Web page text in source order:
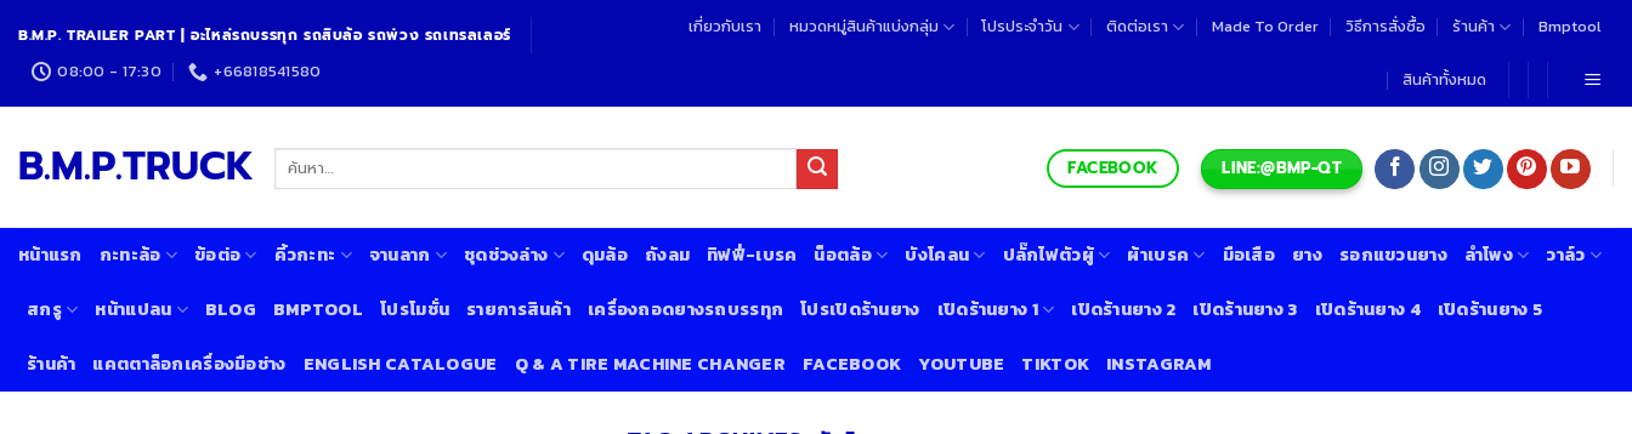
to
content
B.M.P. TRAILER PART | อะไหล่รถบรรทุก รถสิบล้อ รถพ่วง รถเทรลเลอร์
08:00 - 17:30 +66818541580
เกี่ยวกับเรา หมวดหมู่สินค้าแบ่งกลุ่ม โปรประจำวัน ติดต่อเรา Made To Order วิธีการสั่งซื้อ ร้านค้า Bmptool
สินค้าทั้งหมด
B.M.P.TRUCK ค้นหา: FACEBOOK LINE:@BMP-QT
หน้าแรก กะทะล้อ ข้อต่อ คิ้วกะทะ จานลาก ชุดช่วงล่าง ดุมล้อ ถังลม ทิฟฟี่-เบรค น็อตล้อ บังโคลน ปลั๊กไฟตัวผู้ ผ้าเบรค มือเสือ ยาง รอกแขวนยาง ลำโพง วาล์ว
สกรู หน้าแปลน BLOG BMPTOOL โปรโมชั่น รายการสินค้า เครื่องถอดยางรถบรรทุก โปรเปิดร้านยาง เปิดร้านยาง 1 เปิดร้านยาง 2 เปิดร้านยาง 3 เปิดร้านยาง 4 เปิดร้านยาง 5
ร้านค้า แคตตาล็อกเครื่องมือช่าง ENGLISH CATALOGUE Q & A TIRE MACHINE CHANGER FACEBOOK YOUTUBE TIKTOK INSTAGRAM